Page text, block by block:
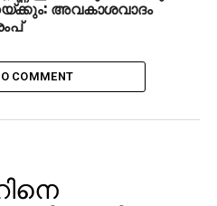
അവകാശവാദം
COMMENT